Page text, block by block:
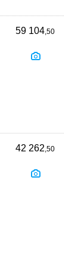
59 104,50
42 262,50